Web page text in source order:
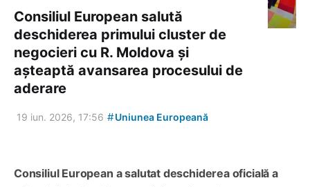
Consiliul European salută
deschiderea primului cluster de
negocieri cu R. Moldova și
așteaptă avansarea procesului de
aderare
19 iun. 2026, 17:56 #Uniunea Europeană
Consiliul European a salutat deschiderea oficială a